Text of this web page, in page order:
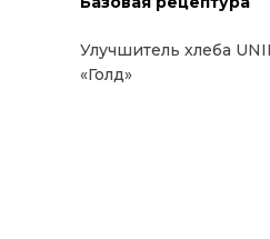
Улучшитель хлеба
«Голд»